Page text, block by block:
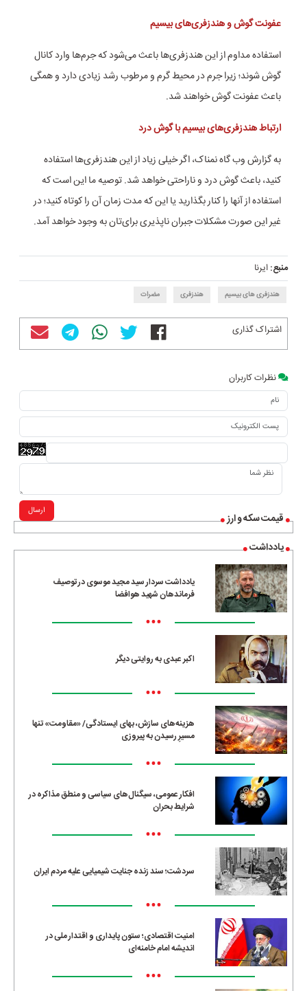
قیمت سکه و ارز
یادداشت
یادداشت سردار سید مجید موسوی در توصیف
فرماندهان شهید هوافضا
•••
اکبر عبدی به روایتی دیگر
•••
هزینه‌های سازش، بهای ایستادگی/ «مقاومت» تنها
مسیرِ رسیدن به پیروزی
•••
افکار عمومی، سیگنال‌های سیاسی و منطق مذاکره در
شرایط بحران
•••
سردشت؛ سند زنده جنایت شیمیایی علیه مردم ایران
•••
امنیت اقتصادی؛ ستون پایداری و اقتدار ملی در
اندیشه امام خامنه‌ای
•••
عفونت گوش و هندزفری‌های بیسیم
استفاده مداوم از این هندزفری‌ها باعث می‌شود که جرم‌ها وارد کانال
گوش شوند؛ زیرا جرم در محیط گرم و مرطوب رشد زیادی دارد و همگی
باعث عفونت گوش خواهند شد.
ارتباط هندزفری‌های بیسیم با گوش درد
به گزارش وب گاه نمناک، اگر خیلی زیاد از این هندزفری‌ها استفاده
کنید، باعث گوش درد و ناراحتی خواهد شد. توصیه ما این است که
استفاده از آنها را کنار بگذارید یا این که مدت زمان آن را کوتاه کنید؛ در
غیر این صورت مشکلات جبران ناپذیری برای‌تان به وجود خواهد آمد.
منبع:ایرنا
هندزفری های بیسیم هندزفری مضرات
اشتراک گذاری
نظرات کاربران
ارسال